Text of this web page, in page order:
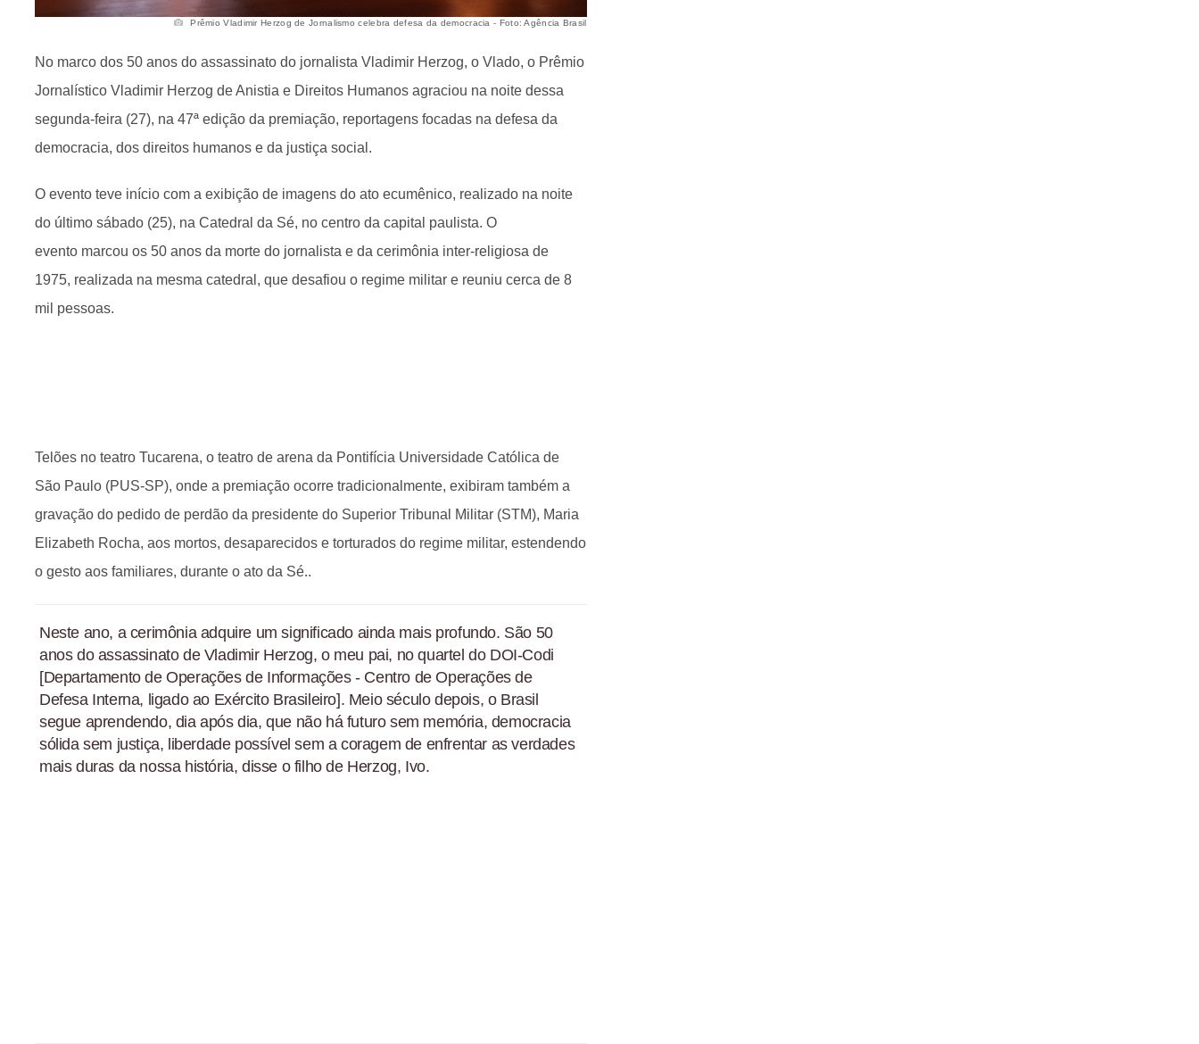
Prêmio Vladimir Herzog de Jornalismo celebra defesa da democracia - Foto: Agência Brasil
No marco dos 50 anos do assassinato do jornalista Vladimir Herzog, o Vlado, o Prêmio
Jornalístico Vladimir Herzog de Anistia e Direitos Humanos agraciou na noite dessa
segunda-feira (27), na 47ª edição da premiação, reportagens focadas na defesa da
democracia, dos direitos humanos e da justiça social.
O evento teve início com a exibição de imagens do ato ecumênico, realizado na noite
do último sábado (25), na Catedral da Sé, no centro da capital paulista. O
evento marcou os 50 anos da morte do jornalista e da cerimônia inter-religiosa de
1975, realizada na mesma catedral, que desafiou o regime militar e reuniu cerca de 8
mil pessoas.
Telões no teatro Tucarena, o teatro de arena da Pontifícia Universidade Católica de
São Paulo (PUS-SP), onde a premiação ocorre tradicionalmente, exibiram também a
gravação do pedido de perdão da presidente do Superior Tribunal Militar (STM), Maria
Elizabeth Rocha, aos mortos, desaparecidos e torturados do regime militar, estendendo
o gesto aos familiares, durante o ato da Sé..
Neste ano, a cerimônia adquire um significado ainda mais profundo. São 50
anos do assassinato de Vladimir Herzog, o meu pai, no quartel do DOI-Codi
[Departamento de Operações de Informações - Centro de Operações de
Defesa Interna, ligado ao Exército Brasileiro]. Meio século depois, o Brasil
segue aprendendo, dia após dia, que não há futuro sem memória, democracia
sólida sem justiça, liberdade possível sem a coragem de enfrentar as verdades
mais duras da nossa história, disse o filho de Herzog, Ivo.